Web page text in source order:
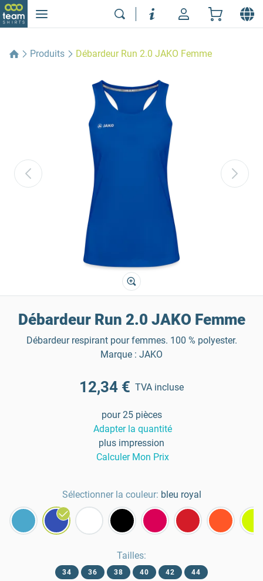
Produits Débardeur Run 2.0 JAKO Femme
Débardeur Run 2.0 JAKO Femme
Débardeur respirant pour femmes. 100 % polyester.
Marque : JAKO
12,34 € TVA incluse
pour 25 pièces
Adapter la quantité
plus impression
Calculer Mon Prix
Sélectionner la couleur: bleu royal
Tailles:
34 36 38 40 42 44